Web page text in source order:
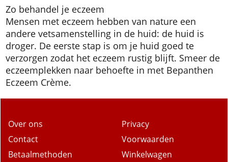
Zo behandel je eczeem
Mensen met eczeem hebben van nature een
andere vetsamenstelling in de huid: de huid is
droger. De eerste stap is om je huid goed te
verzorgen zodat het eczeem rustig blijft. Smeer de
eczeemplekken naar behoefte in met Bepanthen
Eczeem Crème.
Over ons
Contact
Betaalmethoden
Privacy
Voorwaarden
Winkelwagen